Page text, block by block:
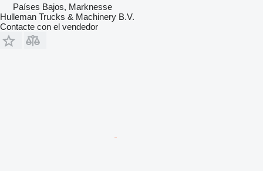
Países Bajos, Marknesse
Hulleman Trucks & Machinery B.V.
Contacte con el vendedor